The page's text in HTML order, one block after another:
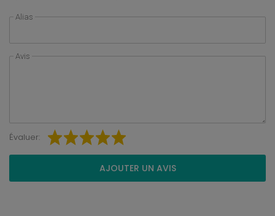
Alias
Avis
Évaluer:
AJOUTER UN AVIS